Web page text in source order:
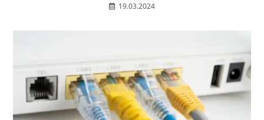
19.03.2024